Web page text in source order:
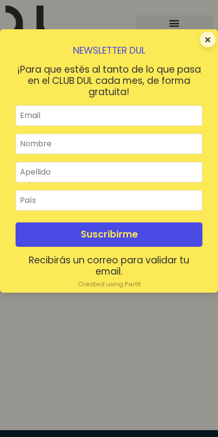
×
NEWSLETTER DUL
¡Para que estés al tanto de lo que pasa
en el CLUB DUL cada mes, de forma
gratuita!
Suscribirme
Recibirás un correo para validar tu
email.
Created using Perfit
¡HOLA!
Mantenerme conectado
Acceder